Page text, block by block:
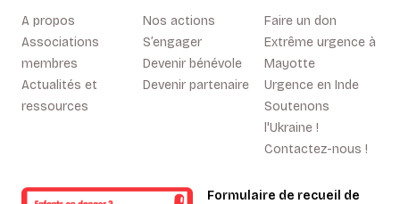
A propos
Associations
membres
Actualités et
ressources
Nos actions
S’engager
Devenir bénévole
Devenir partenaire
Faire un don
Extrême urgence à
Mayotte
Urgence en Inde
Soutenons
l'Ukraine !
Contactez-nous !
Formulaire de recueil de